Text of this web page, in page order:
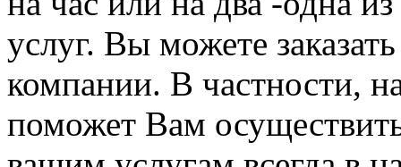
услуг. Вы можете
компании. В частности,
поможет Вам